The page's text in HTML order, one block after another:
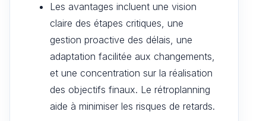
Les avantages incluent une vision
claire des étapes critiques, une
gestion proactive des délais, une
adaptation facilitée aux changements,
et une concentration sur la réalisation
des objectifs finaux. Le rétroplanning
aide à minimiser les risques de retards.